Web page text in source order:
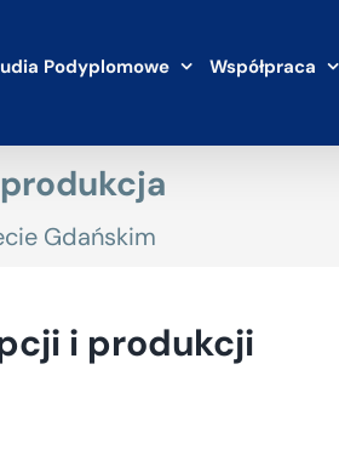
Podyplomowe Współpraca
Gdańskim
i produkcji